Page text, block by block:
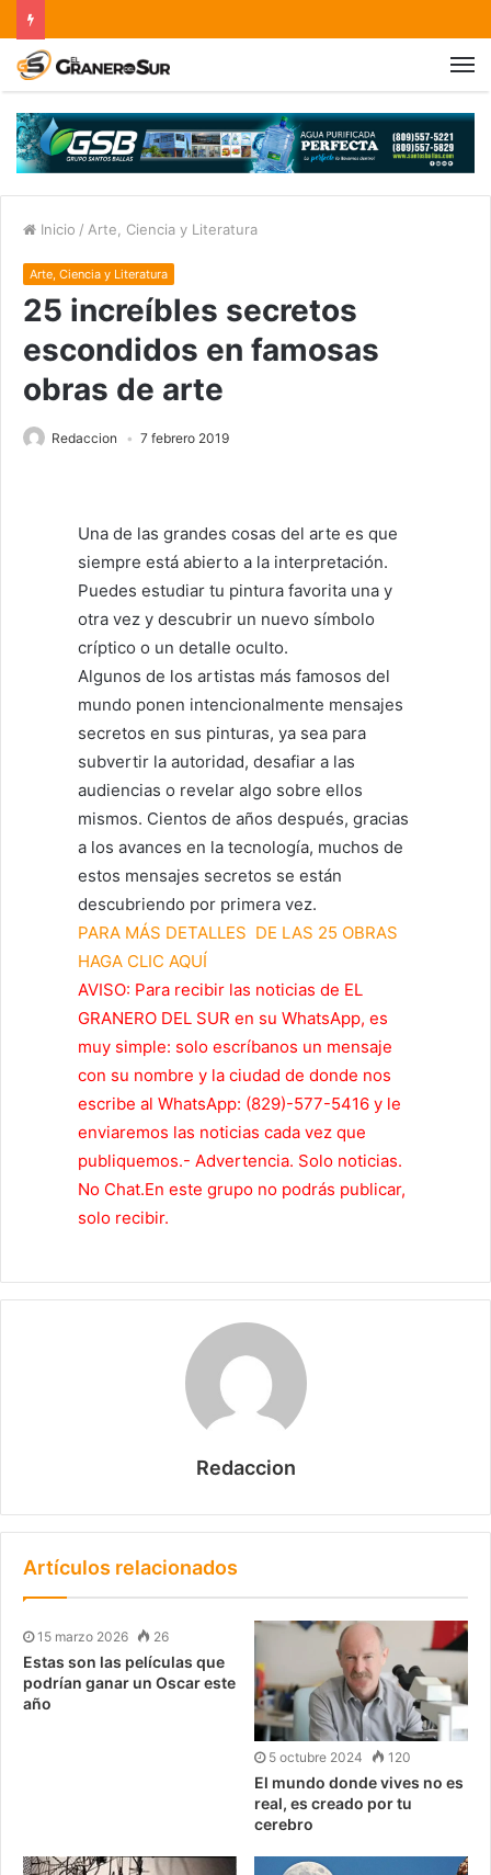
Inicio / Arte, Ciencia y Literatura
Arte, Ciencia y Literatura
25 increíbles secretos
escondidos en famosas
obras de arte
Redaccion 7 febrero 2019
Una de las grandes cosas del arte es que
siempre está abierto a la interpretación.
Puedes estudiar tu pintura favorita una y
otra vez y descubrir un nuevo símbolo
críptico o un detalle oculto.
Algunos de los artistas más famosos del
mundo ponen intencionalmente mensajes
secretos en sus pinturas, ya sea para
subvertir la autoridad, desafiar a las
audiencias o revelar algo sobre ellos
mismos. Cientos de años después, gracias
a los avances en la tecnología, muchos de
estos mensajes secretos se están
descubriendo por primera vez.
PARA MÁS DETALLES DE LAS 25 OBRAS
HAGA CLIC AQUÍ
AVISO: Para recibir las noticias de EL
GRANERO DEL SUR en su WhatsApp, es
muy simple: solo escríbanos un mensaje
con su nombre y la ciudad de donde nos
escribe al WhatsApp: (829)-577-5416 y le
enviaremos las noticias cada vez que
publiquemos.- Advertencia. Solo noticias.
No Chat.En este grupo no podrás publicar,
solo recibir.
Redaccion
Artículos relacionados
15 marzo 2026 26
Estas son las películas que
podrían ganar un Oscar este
año
5 octubre 2024 120
El mundo donde vives no es
real, es creado por tu
cerebro